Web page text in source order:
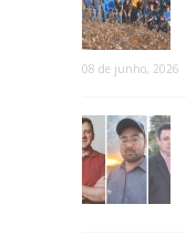
08 de junho, 2026